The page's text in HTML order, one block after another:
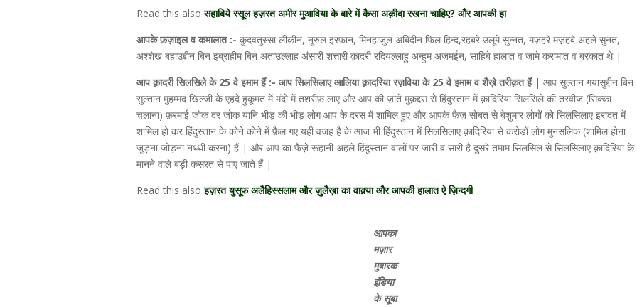
Read this alsoसहाबिये रसूल हज़रत अमीर मुआविया के बारे में कैसा अक़ीदा रखना चाहिए? और आपकी हा
आपके फ़ज़ाइल व कमालात :- कुदवतुस्सा लीकीन, नूरुल इरफ़ान, मिनहाजुल अबिदीन फिल हिन्द,रहबरे उलूमे सुन्नत, मज़हरे मज़हबे अहले सुनत,
अश्शेख बहाउद्दीन बिन इब्राहीम बिन अताउल्लाह अंसारी शत्तारी क़ादरी रदियल्लाहु अन्हुम अजमईन, साहिबे हालात व जामे करामात व बरकात थे |
आप क़ादरी सिलसिले के 25 वे इमाम हैं :- आप सिलसिलाए आलिया क़ादरिया रज़विया के 25 वे इमाम व शैख़े तरीक़त हैं | आप सुल्तान गयासुद्दीन बिन
सुल्तान मुहम्मद खिल्जी के एहदे हुकूमत में मंदो में तशरीफ़ लाए और आप की ज़ाते मुक़द्दस से हिंदुस्तान में क़ादिरिया सिलसिले की तरवीज (सिक्का
चलाना) फ़रमाई जोक दर जोक यानि भीड़ की भीड़ लोग आप के दरस में शामिल हुए और आपके फैज़ सोबत से बेशुमार लोगों को सिलसिलाए इरादत में
शामिल हो कर हिंदुस्तान के कोने कोने में फ़ैल गए यही वजह है के आज भी हिंदुस्तान में सिलसिलाए क़ादिरिया से करोड़ों लोग मुनसलिक (शामिल होना
जुड़ना जोड़ना नथ्थी करना) हैं | और आप का फैज़े रूहानी अहले हिंदुस्तान वालों पर जारी व सारी है दुसरे तमाम सिलसिल से सिलसिलाए क़ादिरिया के
मानने वाले बड़ी कसरत से पाए जाते हैं |
Read this alsoहज़रत युसूफ अलैहिस्सलाम और ज़ुलैख़ा का वाक़्या और आपकी हालात ऐ ज़िन्दगी
आपका
मज़ार
मुबारक
इंडिया
के सूबा